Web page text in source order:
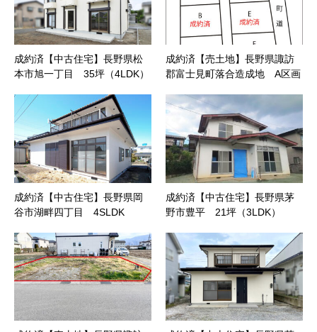
成約済【中古住宅】長野県松
本市旭一丁目 35坪（4LDK）
成約済【売土地】長野県諏訪
郡富士見町落合造成地 A区画
成約済【中古住宅】長野県岡
谷市湖畔四丁目 4SLDK
成約済【中古住宅】長野県茅
野市豊平 21坪（3LDK）